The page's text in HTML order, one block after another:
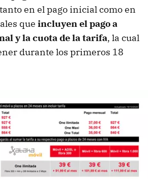
en el pago inicial como en
que incluyen el pago a
y la cuota de la tarifa, la cual
durante los primeros 18